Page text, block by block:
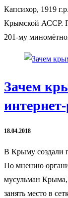
Капсихор, 1919
Крымской АССР.
201-му
Зачем
18.04.2018
В Крыму создали
По мнению
мусульман Крыма,
занять место в